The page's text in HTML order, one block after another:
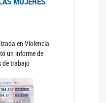
en Violencia
un informe de
de trabajo